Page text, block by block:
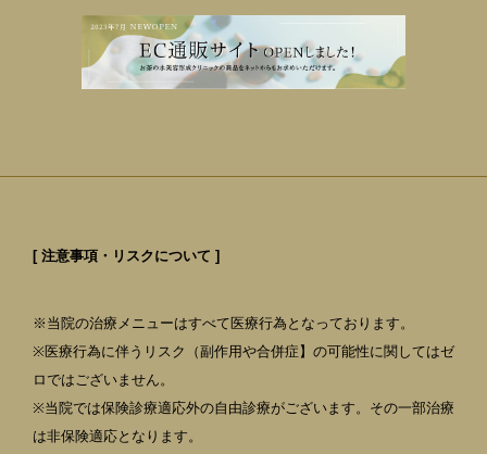
[ 注意事項・リスクについて ]
※当院の治療メニューはすべて医療行為となっております。
※医療行為に伴うリスク（副作用や合併症】の可能性に関してはゼ
ロではございません。
※当院では保険診療適応外の自由診療がございます。その一部治療
は非保険適応となります。